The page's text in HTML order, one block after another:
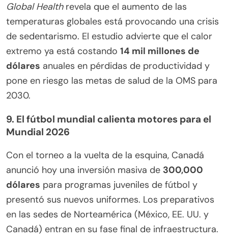
Global Healthrevela que el aumento de las
temperaturas globales está provocando una crisis
de sedentarismo. El estudio advierte que el calor
extremo ya está costando 14 mil millones de
dólares anuales en pérdidas de productividad y
pone en riesgo las metas de salud de la OMS para
2030.
9. El fútbol mundial calienta motores para el
Mundial 2026
Con el torneo a la vuelta de la esquina, Canadá
anunció hoy una inversión masiva de 300,000
dólares para programas juveniles de fútbol y
presentó sus nuevos uniformes. Los preparativos
en las sedes de Norteamérica (México, EE. UU. y
Canadá) entran en su fase final de infraestructura.